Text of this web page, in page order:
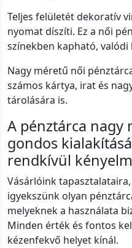
Teljes felületét dekoratív
nyomat díszíti. Ez a női
színekben kapható,
Nagy méretű női
számos kártya, irat és
tárolására is.
A pénztárca nagy
gondos
rendkívül
Vásárlóink
igyekszünk olyan
melyeknek a használata
Minden érték és fontos
kézenfekvő helyet kínál.